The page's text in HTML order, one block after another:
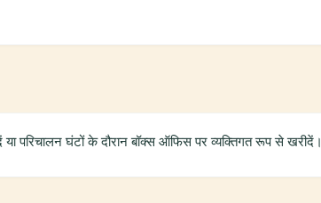
परिचालन घंटों के दौरान बॉक्स ऑफिस पर व्यक्तिगत रूप से खरीदें।